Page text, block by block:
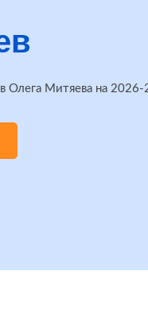
Олега Митяева на